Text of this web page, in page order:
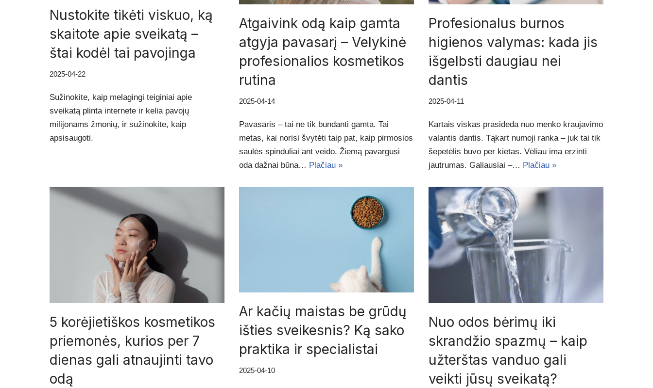
Nustokite tikėti viskuo, ką
skaitote apie sveikatą –
štai kodėl tai pavojinga
2025-04-22
Sužinokite, kaip melagingi teiginiai apie
sveikatą plinta internete ir kelia pavojų
milijonams žmonių, ir sužinokite, kaip
apsisaugoti.
Atgaivink odą kaip gamta
atgyja pavasarį – Velykinė
profesionalios kosmetikos
rutina
2025-04-14
Pavasaris – tai ne tik bundanti gamta. Tai
metas, kai norisi švytėti taip pat, kaip pirmosios
saulės spinduliai ant veido. Žiemą pavargusi
oda dažnai būna… Plačiau »
Profesionalus burnos
higienos valymas: kada jis
išgelbsti daugiau nei
dantis
2025-04-11
Kartais viskas prasideda nuo menko kraujavimo
valantis dantis. Tąkart numoji ranka – juk tai tik
šepetėlis buvo per kietas. Vėliau ima erzinti
jautrumas. Galiausiai –… Plačiau »
5 korėjietiškos kosmetikos
priemonės, kurios per 7
dienas gali atnaujinti tavo
odą
Ar kačių maistas be grūdų
išties sveikesnis? Ką sako
praktika ir specialistai
2025-04-10
Nuo odos bėrimų iki
skrandžio spazmų – kaip
užterštas vanduo gali
veikti jūsų sveikatą?